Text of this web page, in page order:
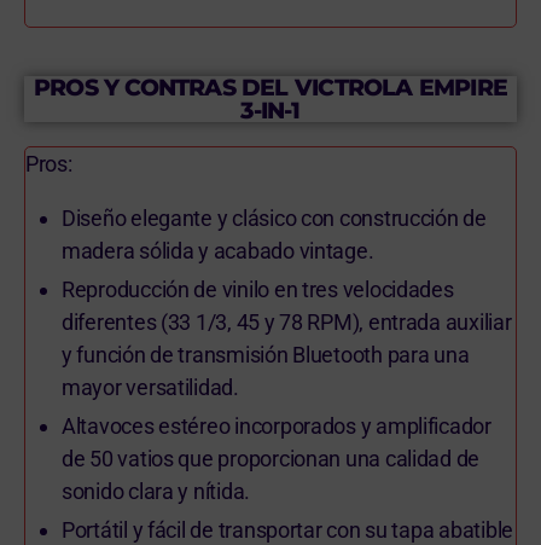
PROS Y CONTRAS DEL VICTROLA EMPIRE
3-IN-1
Pros:
Diseño elegante y clásico con construcción de
madera sólida y acabado vintage.
Reproducción de vinilo en tres velocidades
diferentes (33 1/3, 45 y 78 RPM), entrada auxiliar
y función de transmisión Bluetooth para una
mayor versatilidad.
Altavoces estéreo incorporados y amplificador
de 50 vatios que proporcionan una calidad de
sonido clara y nítida.
Portátil y fácil de transportar con su tapa abatible